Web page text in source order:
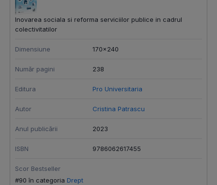
Inovarea sociala si reforma serviciilor publice in cadrul
colectivitatilor
Dimensiune 170x240
Număr pagini 238
Editura Pro Universitaria
Autor Cristina Patrascu
Anul publicării 2023
ISBN 9786062617455
Scor Bestseller
#90 în categoria Drept